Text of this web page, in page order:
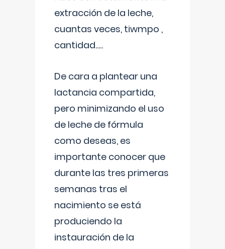
extracción de la leche,
cuantas veces, tiwmpo ,
cantidad.....
De cara a plantear una
lactancia compartida,
pero minimizando el uso
de leche de fórmula
como deseas, es
importante conocer que
durante las tres primeras
semanas tras el
nacimiento se está
produciendo la
instauración de la